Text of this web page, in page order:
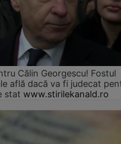
Călin Georgescu! Fostul
află dacă va fi judecat
stat www.stirilekanald.ro